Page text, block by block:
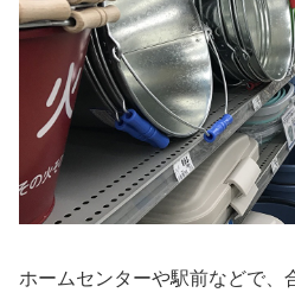
ホームセンターや駅前などで、